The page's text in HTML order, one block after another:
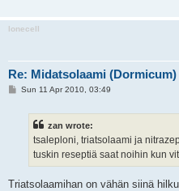
lonecell
Re: Midatsolaami (Dormicum)
PSun 11 Apr 2010, 03:49
zan wrote:
tsaleploni, triatsolaami ja
tuskin reseptiä saat noihin kun
Triatsolaamihan on vähän siinä